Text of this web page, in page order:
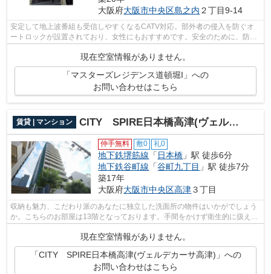
大阪府大阪市中央区島之内 ２丁目9-14
安定して地上波番組も受信しやすくなるCATV対応。部外者の侵入を防ぐオ
ートロックが設置されており、女性にもおすすめです。安全のために、防犯
現在空室情報がありません。
「マスターズレジデンス道頓堀I」への
お問い合わせはこちら
賃貸 | マンション CITY SPIRE日本橋高津(ヴェルデカーサ高津)
仲手無料 敷0 礼0
地下鉄堺筋線 「 日本橋 」駅 徒歩6分
地下鉄谷町線 「谷町九丁目 」駅 徒歩7分
築17年
大阪府大阪市中央区高津３丁目
収納も魅力、こだわり派のあなたに独立した洗面所の物件はいかがでしょう
か。こちらのお部屋は13階となっております。手間をかけず衛生的に扱える
システムキッチンは、収納にも余裕あ...
現在空室情報がありません。
「CITY SPIRE日本橋高津(ヴェルデカーサ高津)」への
お問い合わせはこちら